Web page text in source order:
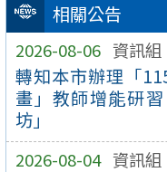
相關公告
2026-08-06 資訊組
轉知本市辦理「
畫」教師增能研
坊」
2026-08-04 資訊組